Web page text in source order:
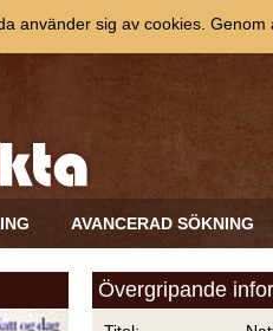
AVANCERAD SÖKNING
Övergripande
använder sig av cookies.